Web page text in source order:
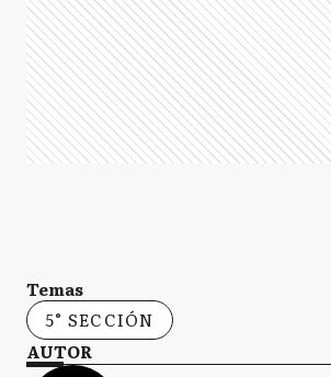
Temas
5° SECCIÓN
AUTOR